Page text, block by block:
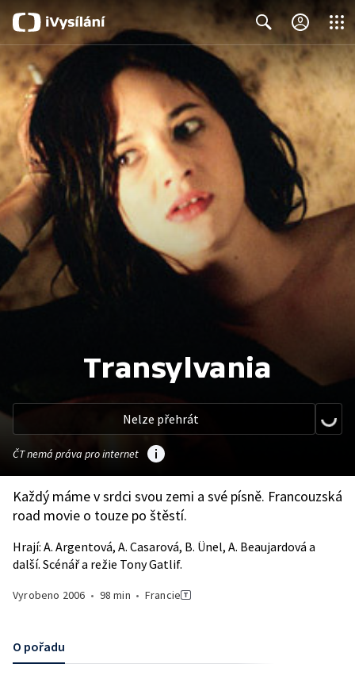
Search Close
Transylvania
Nelze přehrát
ČT nemá práva pro internet
Každý máme v srdci svou zemi a své písně. Francouzská
road movie o touze po štěstí.
Hrají: A. Argentová, A. Casarová, B. Ünel, A. Beaujardová a
další. Scénář a režie Tony Gatlif.
Vyrobeno 2006 • 98 min • Francie
O pořadu